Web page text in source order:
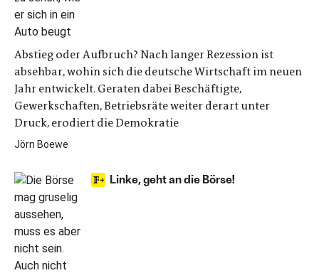
Abstieg oder Aufbruch? Nach langer Rezession ist
absehbar, wohin sich die deutsche Wirtschaft im neuen
Jahr entwickelt. Geraten dabei Beschäftigte,
Gewerkschaften, Betriebsräte weiter derart unter
Druck, erodiert die Demokratie
Jörn Boewe
Linke, geht an die Börse!